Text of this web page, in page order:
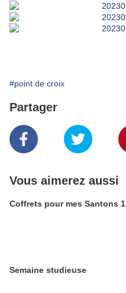
#point de croix
Partager
Vous aimerez aussi
Coffrets pour mes Santons 1
Semaine studieuse